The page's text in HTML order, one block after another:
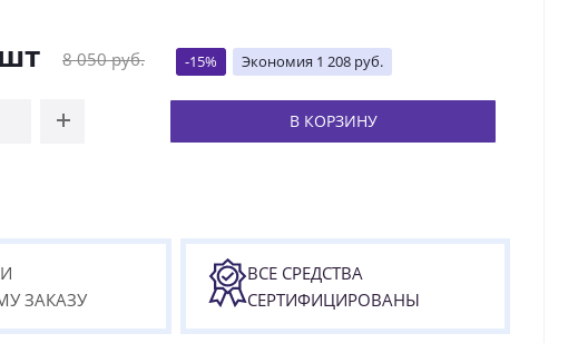
8 050руб. -15% Экономия 1 208 руб.
В КОРЗИНУ
ЗАКАЗУ
ВСЕ СРЕДСТВА
СЕРТИФИЦИРОВАНЫ